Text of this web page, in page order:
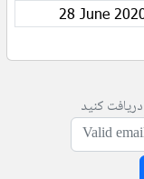
28 June
کنید